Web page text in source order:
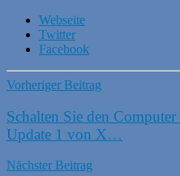
Webseite
Twitter
Facebook
Vorheriger Beitrag
Schalten Sie den
Update 1 von X…
Nächster Beitrag